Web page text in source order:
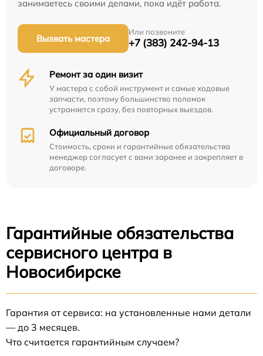
занимаетесь своими делами, пока идёт работа.
Вызвать мастера
Или позвоните
+7 (383) 242-94-13
Ремонт за один визит
У мастера с собой инструмент и самые ходовые
запчасти, поэтому большинство поломок
устраняется сразу, без повторных выездов.
Официальный договор
Стоимость, сроки и гарантийные обязательства
менеджер согласует с вами заранее и закрепляет в
договоре.
Гарантийные обязательства
сервисного центра в
Новосибирске
Гарантия от сервиса: на установленные нами детали
— до 3 месяцев.
Что считается гарантийным случаем?